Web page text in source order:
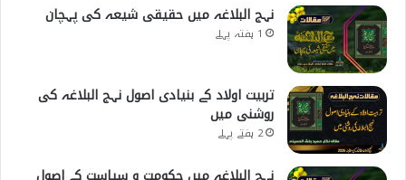
نہج البلاغہ میں حقیقی شیعہ کی پہچان
1 ہفتہ پہلے
تربیت اولاد کے بنیادی اصول نہج البلاغہ کی
روشنی میں
2 ہفتے پہلے